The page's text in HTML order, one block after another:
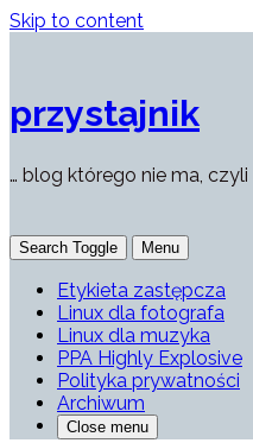
Skip to content
przystajnik
… blog którego nie ma,
Search Toggle Menu
Etykieta zastępcza
Linux dla fotografa
Linux dla muzyka
PPA Highly Explosive
Polityka prywatności
Archiwum
Close menu